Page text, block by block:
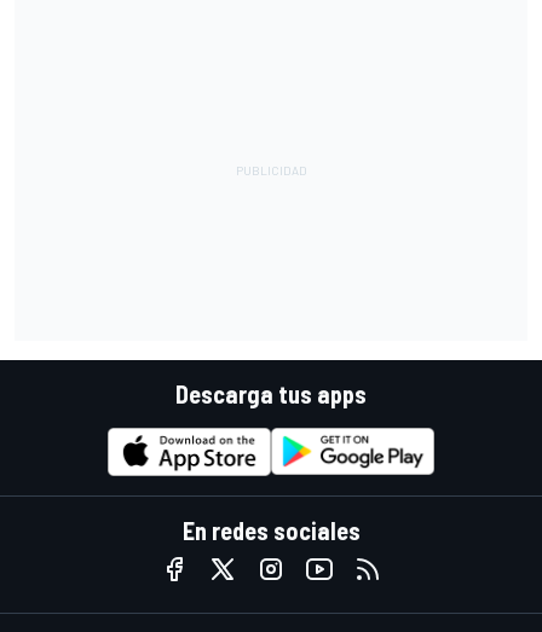
Descarga tus apps
En redes sociales